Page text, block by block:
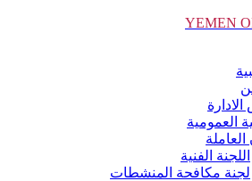
YEMEN
العمومية
العاملة
اللجنة الفنية
لجنة مكافحة المنشطات